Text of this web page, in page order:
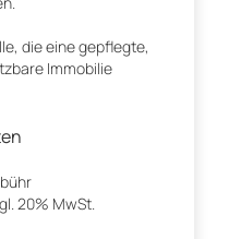
die eine gepflegte,
Immobilie
20% MwSt.